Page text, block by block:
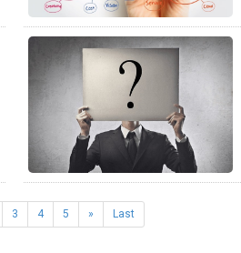
3 4 5 » Last